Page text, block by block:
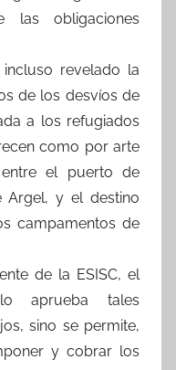
las obligaciones
revelado la
de los desvíos de
a los refugiados
como por arte
el puerto de
Argel, y el destino
campamentos de
de la ESISC, el
aprueba tales
sino se permite,
y cobrar los